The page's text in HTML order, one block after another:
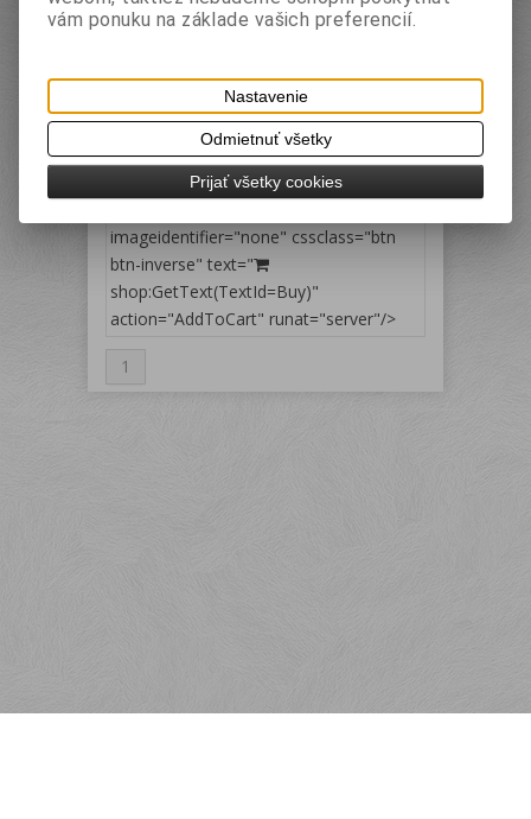
Katalógové číslo:
Záruka (mesiacov):24
Termín dodania (dni):
EAN:8029172592108
Vaša cena bez DPH:
Vaša cena s DPH:
imageidentifier="none" cssclass="btn
btn-inverse" text="
shop:GetText(TextId=Buy)"
action="AddToCart" runat="server"/>
1
vám ponuku na základe vašich preferencií.
Nastavenie
Odmietnuť všetky
Prijať všetky cookies